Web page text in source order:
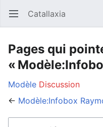
Ouvrir le menu principal Catallaxia
Pages qui
«
Modèle Discussion
← Modèle:Infobox